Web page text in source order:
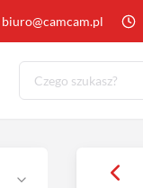
biuro@camcam.pl